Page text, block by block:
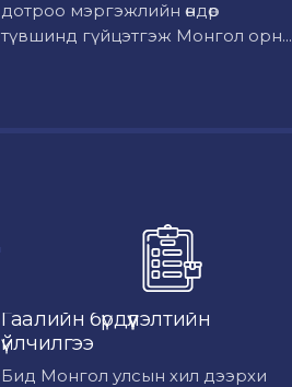
дотроо мэргэжлийн өндөр
түвшинд гүйцэтгэж Монгол орн...
Гаалийн бүрдүүлэлтийн
үйлчилгээ
Бид Монгол улсын хил дээрхи